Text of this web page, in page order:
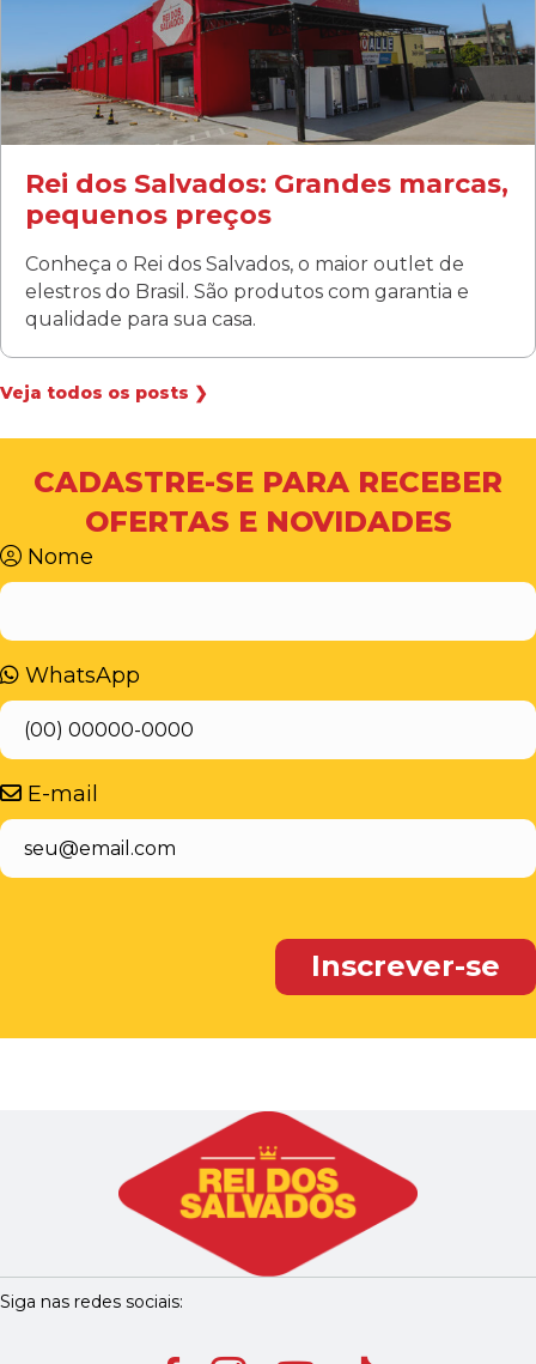
Segunda a sábado: 09h00 às 19h00
Domingo: FECHADA
ÚLTIMOS DIAS DE LIQUIDAÇÃO!
(41) 3411-1754
(41) 99249-4620
Rei dos Salvados: Grandes marcas,
pequenos preços
Conheça o Rei dos Salvados, o maior outlet de
elestros do Brasil. São produtos com garantia e
qualidade para sua casa.
Veja todos os posts ❯
CADASTRE-SE PARA RECEBER
OFERTAS E NOVIDADES
Nome
WhatsApp
E-mail
Siga nas redes sociais: